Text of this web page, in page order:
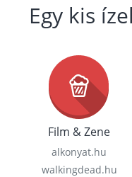
Egy kis
Film & Zene
alkonyat.hu
walkingdead.hu